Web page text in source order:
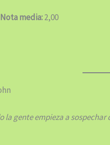
Nota media:2,00
la gente empieza a